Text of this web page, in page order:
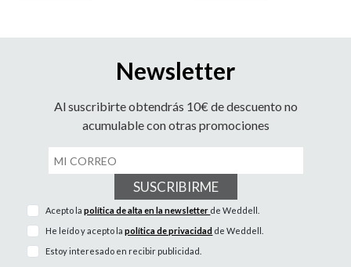
Newsletter
Al suscribirte obtendrás 10€ de descuento no
acumulable con otras promociones
SUSCRIBIRME
Acepto lapolítica de alta en la newsletter de Weddell.
He leído y acepto lapolítica de privacidad de Weddell.
Estoy interesado en recibir publicidad.